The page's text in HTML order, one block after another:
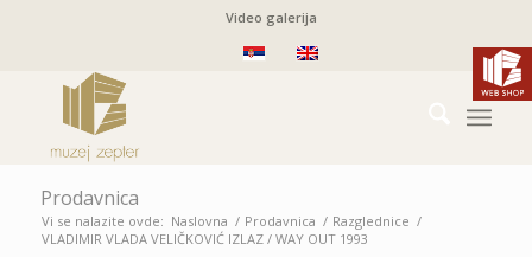
Video galerija
Prodavnica
Vi se nalazite ovde: Naslovna / Prodavnica / Razglednice /
VLADIMIR VLADA VELIČKOVIĆ IZLAZ / WAY OUT 1993